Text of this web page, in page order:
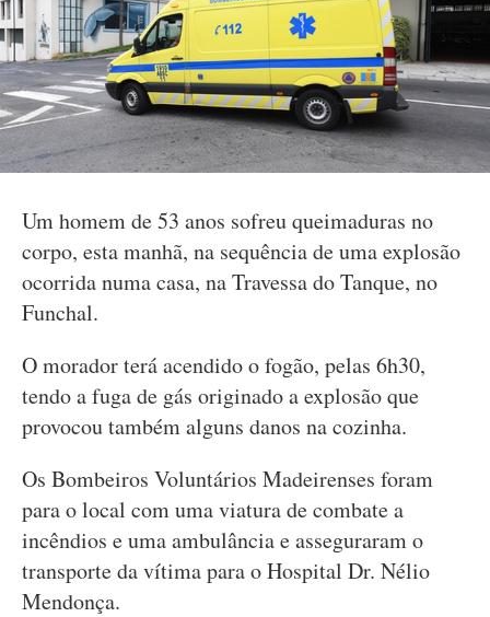
Um homem de 53 anos sofreu queimaduras no
corpo, esta manhã, na sequência de uma explosão
ocorrida numa casa, na Travessa do Tanque, no
Funchal.
O morador terá acendido o fogão, pelas 6h30,
tendo a fuga de gás originado a explosão que
provocou também alguns danos na cozinha.
Os Bombeiros Voluntários Madeirenses foram
para o local com uma viatura de combate a
incêndios e uma ambulância e asseguraram o
transporte da vítima para o Hospital Dr. Nélio
Mendonça.